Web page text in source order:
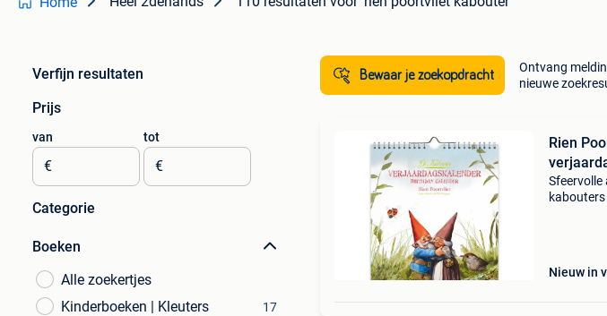
Verfijn resultaten
Prijs
van
€
tot
€
Categorie
Boeken
Alle zoekertjes
Kinderboeken | Kleuters
17
Bewaar je zoekopdracht
Ontvang
nieuwe
Rien
Sfeervolle
Nieuw in